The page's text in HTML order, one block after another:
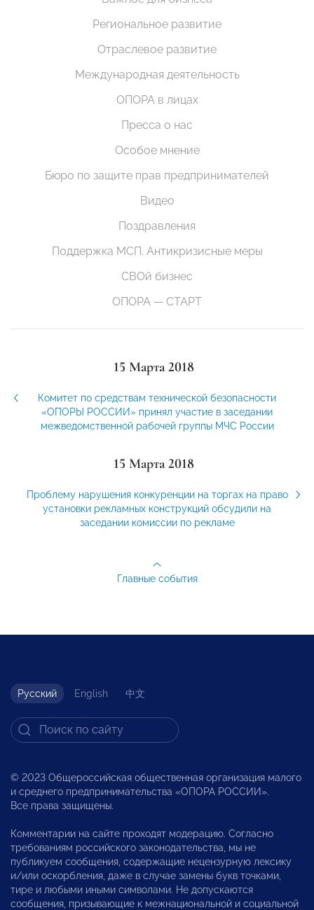
Региональное развитие
Отраслевое развитие
Международная деятельность
ОПОРА в лицах
Пресса о нас
Особое мнение
Бюро по защите прав предпринимателей
Видео
Поздравления
Поддержка МСП. Антикризисные меры
СВОй бизнес
ОПОРА — СТАРТ
15 Марта 2018
Комитет по средствам технической безопасности
«ОПОРЫ РОССИИ» принял участие в заседании
межведомственной рабочей группы МЧС России
15 Марта 2018
Проблему нарушения конкуренции на торгах на право
установки рекламных конструкций обсудили на
заседании комиссии по рекламе
Главные события
Русский English 中文
© 2023 Общероссийская общественная организация малого
и среднего предпринимательства «ОПОРА РОССИИ».
Все права защищены.
Комментарии на сайте проходят модерацию. Согласно
требованиям российского законодательства, мы не
публикуем сообщения, содержащие нецензурную лексику
и/или оскорбления, даже в случае замены букв точками,
тире и любыми иными символами. Не допускаются
сообщения, призывающие к межнациональной и социальной